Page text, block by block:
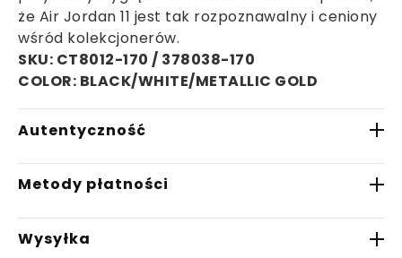
że Air Jordan 11 jest tak rozpoznawalny i ceniony
wśród kolekcjonerów.
SKU: CT8012-170 / 378038-170
COLOR: BLACK/WHITE/METALLIC GOLD
Autentyczność
W Saturaise.com gwarantujemy, że wszystkie
oferowane przez nas produkty są w 100%
oryginalne. Nasza starannie wyselekcjonowana
sieć zaufanych partnerów handlowych zapewnia
Metody płatności
- Płatność BLIK
- Płatność przelewem
Wysyłka